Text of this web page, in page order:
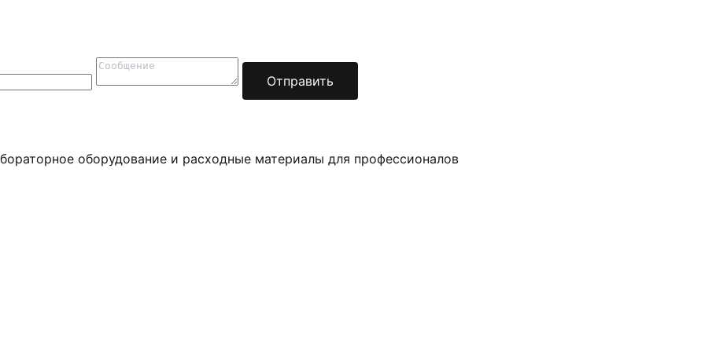
Отправить
оборудование и расходные материалы для профессионалов